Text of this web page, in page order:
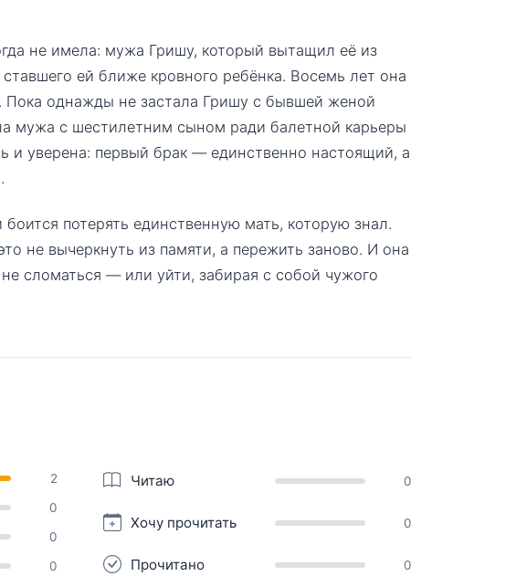
не имела: мужа Гришу, который вытащил её из
ей ближе кровного ребёнка. Восемь лет она
Пока однажды не застала Гришу с бывшей женой
мужа с шестилетним сыном ради балетной карьеры
и уверена: первый брак — единственно настоящий, а
потерять единственную мать, которую знал.
не вычеркнуть из памяти, а пережить заново. И она
сломаться — или уйти, забирая с собой чужого
2
0
0
0
Читаю 0
Хочу прочитать 0
Прочитано 0